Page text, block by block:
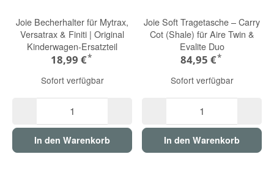
Joie Becherhalter für Mytrax,
Versatrax & Finiti | Original
Kinderwagen-Ersatzteil
18,99 €*
Sofort verfügbar
In den Warenkorb
Joie Soft Tragetasche – Carry
Cot (Shale) für Aire Twin &
Evalite Duo
84,95 €*
Sofort verfügbar
In den Warenkorb